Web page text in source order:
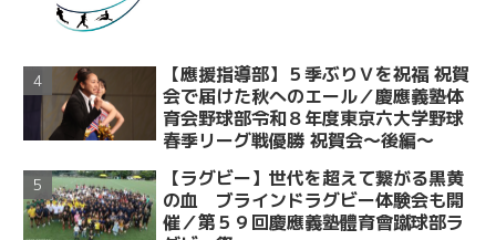
【應援指導部】５季ぶりＶを祝福 祝賀
会で届けた秋へのエール／慶應義塾体
育会野球部令和８年度東京六大学野球
春季リーグ戦優勝 祝賀会～後編～
【ラグビー】世代を超えて繋がる黒黄
の血 ブラインドラグビー体験会も開
催／第５９回慶應義塾體育會蹴球部ラ